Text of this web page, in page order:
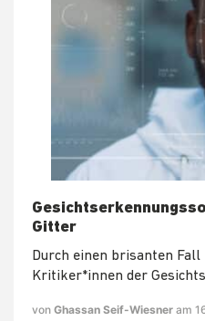
Gitter
Durch einen brisanten
Kritiker*innen der
von Ghassan Seif-Wiesner am